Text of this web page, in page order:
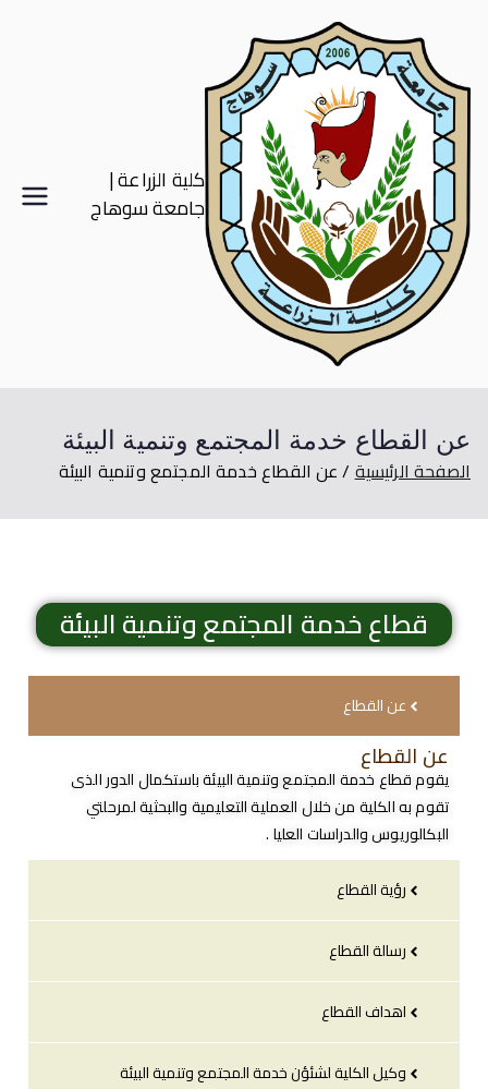
كلية الزراعة |
جامعة سوهاج
عن القطاع خدمة المجتمع وتنمية البيئة
الصفحة الرئيسية عن القطاع خدمة المجتمع وتنمية البيئة
قطاع خدمة المجتمع وتنمية البيئة
عن القطاع
رؤية القطاع
رسالة القطاع
اهداف القطاع
وكيل الكلية لشئؤن خدمة المجتمع وتنمية البيئة
عن القطاع
يقوم قطاع خدمة المجتمع وتنمية البيئة باستكمال الدور الذى
تقوم به الكلية من خلال العملية التعليمية والبحثية لمرحلتي
البكالوريوس والدراسات العليا .